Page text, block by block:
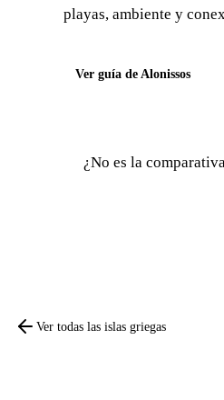
playas, ambiente y
Ver guía de Alonissos
¿No es la
Ver todas las islas griegas